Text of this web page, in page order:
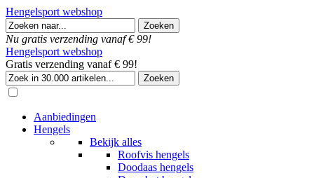
Hengelsport webshop
Nu gratis verzending vanaf € 99!
Hengelsport webshop
Gratis verzending vanaf € 99!
Aanbiedingen
Hengels
Bekijk alles
Roofvis hengels
Doodaas hengels